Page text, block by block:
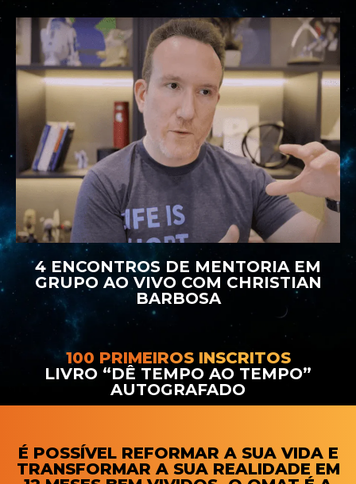
4 ENCONTROS DE MENTORIA EM
GRUPO AO VIVO COM CHRISTIAN
BARBOSA
100 PRIMEIROS INSCRITOS
LIVRO “DÊ TEMPO AO TEMPO”
AUTOGRAFADO
É POSSÍVEL REFORMAR A SUA VIDA E
TRANSFORMAR A SUA REALIDADE EM